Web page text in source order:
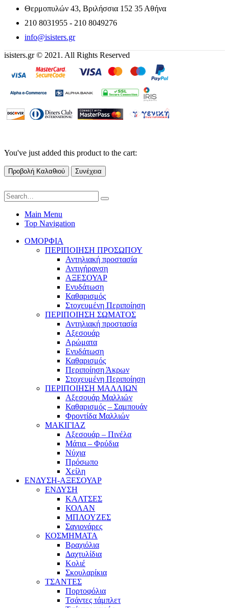
Θερμοπυλών 43, Βριλήσσια 152 35 Αθήνα
210 8031955 - 210 8049276
info@isisters.gr
isisters.gr © 2021. All Rights Reserved
You've just added this product to the cart:
Προβολή Καλαθιού Συνέχεια
Main Menu
Top Navigation
ΟΜΟΡΦΙΑ
ΠΕΡΙΠΟΙΗΣΗ ΠΡΟΣΩΠΟΥ
Αντηλιακή προστασία
Αντιγήρανση
ΑΞΕΣΟΥΑΡ
Ενυδάτωση
Καθαρισμός
Στοχευμένη Περιποίηση
ΠΕΡΙΠΟΙΗΣΗ ΣΩΜΑΤΟΣ
Αντηλιακή προστασία
Αξεσουάρ
Αρώματα
Ενυδάτωση
Καθαρισμός
Περιποίηση Άκρων
Στοχευμένη Περιποίηση
ΠΕΡΙΠΟΙΗΣΗ ΜΑΛΛΙΩΝ
Αξεσουάρ Μαλλιών
Καθαρισμός – Σαμπουάν
Φροντίδα Μαλλιών
ΜΑΚΙΓΙΑΖ
Αξεσουάρ – Πινέλα
Μάτια – Φρύδια
Νύχια
Πρόσωπο
Χείλη
ΕΝΔΥΣΗ-ΑΞΕΣΟΥΑΡ
ΕΝΔΥΣΗ
ΚΑΛΤΣΕΣ
ΚΟΛΑΝ
ΜΠΛΟΥΖΕΣ
Σαγιονάρες
ΚΟΣΜΗΜΑΤΑ
Βραχιόλια
Δαχτυλίδια
Κολιέ
Σκουλαρίκια
ΤΣΑΝΤΕΣ
Πορτοφόλια
Τσάντες τάμπλετ